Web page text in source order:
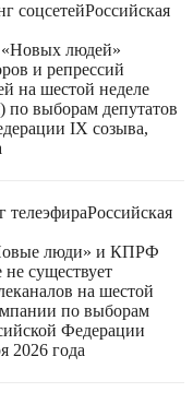
соцсетейРоссийская
«Новых людей»
и репрессий
на шестой неделе
по выборам депутатов
IX созыва,
телеэфираРоссийская
люди» и КПРФ
существует
на шестой
по выборам
Федерации
2026 года